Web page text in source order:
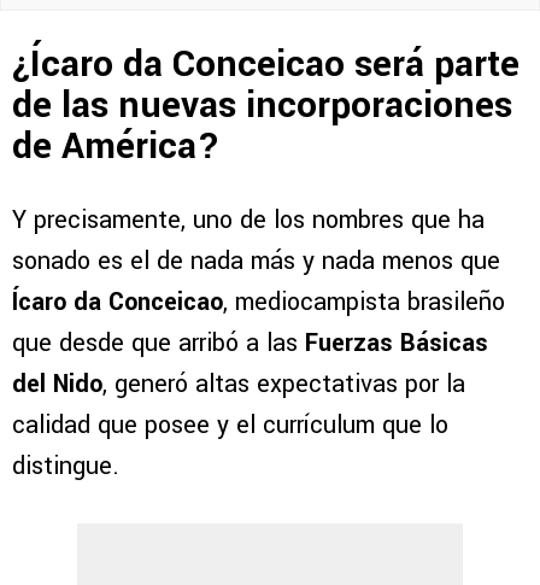
¿Ícaro da Conceicao será parte
de las nuevas incorporaciones
de América?
Y precisamente, uno de los nombres que ha
sonado es el de nada más y nada menos que
Ícaro da Conceicao, mediocampista brasileño
que desde que arribó a las Fuerzas Básicas
del Nido, generó altas expectativas por la
calidad que posee y el currículum que lo
distingue.